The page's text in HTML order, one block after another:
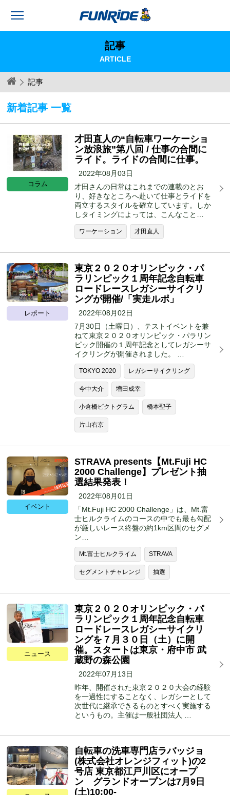
記事
ARTICLE
記事
新着記事 一覧
コラム
才田直人の“自転車ワーケーショ
ン放浪旅”第八回 / 仕事の合間に
ライド。ライドの合間に仕事。
2022年08月03日
才田さんの日常はこれまでの連載のとお
り、好きなところへ赴いて仕事とライドを
両立するスタイルを確立しています。しか
しタイミングによっては、こんなこと…
ワーケーション 才田直人
レポート
東京２０２０オリンピック・パ
ラリンピック１周年記念自転車
ロードレースレガシーサイクリ
ングが開催/「実走ルポ」
2022年08月02日
7月30日（土曜日）、テストイベントを兼
ねて東京２０２０オリンピック・パラリン
ピック開催の１周年記念としてレガシーサ
イクリングが開催されました。 …
TOKYO 2020 レガシーサイクリング
今中大介 増田成幸
小倉橋ピクトグラム 橋本聖子
片山右京
イベント
STRAVA presents【Mt.Fuji HC
2000 Challenge】プレゼント抽
選結果発表！
2022年08月01日
「Mt.Fuji HC 2000 Challenge」は、Mt.富
士ヒルクライムのコースの中でも最も勾配
が厳しいレース終盤の約1km区間のセグメ
ン…
Mt.富士ヒルクライム STRAVA
セグメントチャレンジ 抽選
ニュース
東京２０２０オリンピック・パ
ラリンピック１周年記念自転車
ロードレースレガシーサイクリ
ングを７月３０日（土）に開
催。スタートは東京・府中市 武
蔵野の森公園
2022年07月13日
昨年、開催された東京２０２０大会の経験
を一過性にすることなく、レガシーとして
次世代に継承できるものとすべく実施する
というもの。主催は一般社団法人 …
自転車の洗車専門店ラバッジョ
(株式会社オレンジフィット)の2
号店 東京都江戸川区にオープ
ン グランドオープンは7月9日
(土)10:00-